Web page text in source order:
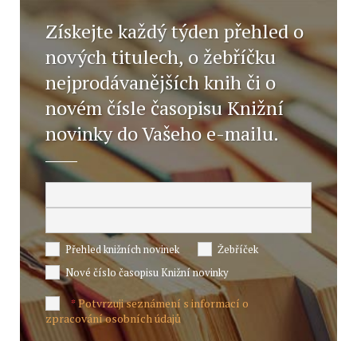
Získejte každý týden přehled o
nových titulech, o žebříčku
nejprodávanějších knih či o
novém čísle časopisu Knižní
novinky do Vašeho e-mailu.
Přehled knižních novinek
Žebříček
Nové číslo časopisu Knižní novinky
*Potvrzuji seznámení s informací o
zpracování osobních údajů